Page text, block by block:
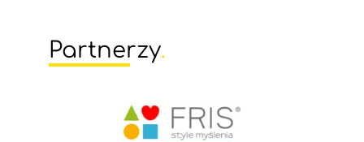
Partnerzy.